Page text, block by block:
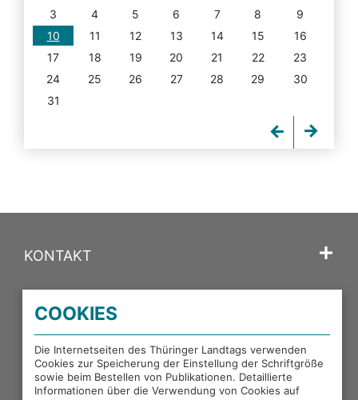
3
4 5 6 7 8
9
10
11 12 13 14 15
16
17
18 19 20 21 22
23
24
25 26 27 28 29
30
31
KONTAKT
PORTALE DES THÜRINGER LANDTAGS
EXTERNE LINKS
COOKIES
Die Internetseiten des Thüringer Landtags verwenden
Cookies zur Speicherung der Einstellung der Schriftgröße
sowie beim Bestellen von Publikationen. Detaillierte
Informationen über die Verwendung von Cookies auf